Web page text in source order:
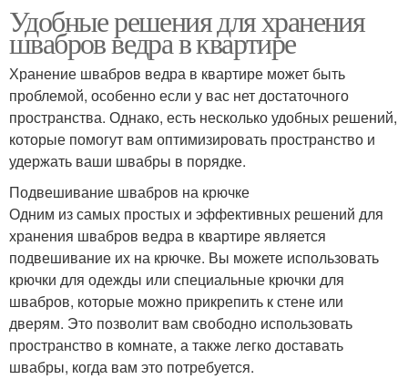
Удобные решения для хранения
швабров ведра в квартире
Хранение швабров ведра в квартире может быть
проблемой, особенно если у вас нет достаточного
пространства. Однако, есть несколько удобных решений,
которые помогут вам оптимизировать пространство и
удержать ваши швабры в порядке.
Подвешивание швабров на крючке
Одним из самых простых и эффективных решений для
хранения швабров ведра в квартире является
подвешивание их на крючке. Вы можете использовать
крючки для одежды или специальные крючки для
швабров, которые можно прикрепить к стене или
дверям. Это позволит вам свободно использовать
пространство в комнате, а также легко доставать
швабры, когда вам это потребуется.